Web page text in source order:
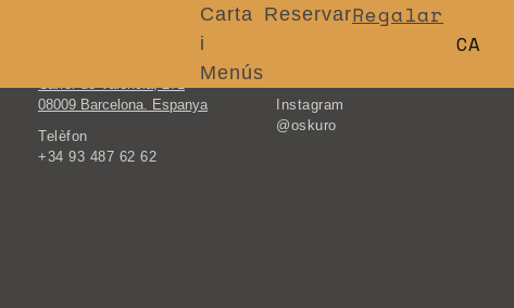
Carta
i
Menús
ReservarRegalar
CA
EN
Oskuro Sushi Bar & Robata
Carrer de València, 271
08009 Barcelona. Espanya
Telèfon
+34 93 487 62 62
Instagram
@oskuro